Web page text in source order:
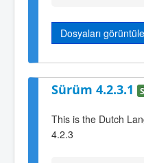
Dosyaları görüntüle
Sürüm 4.2.3.1
This is the Dutch
4.2.3